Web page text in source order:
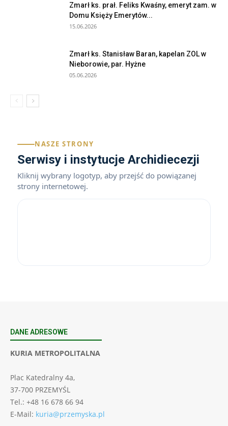
Zmarł ks. prał. Feliks Kwaśny, emeryt zam. w
Domu Księży Emerytów...
15.06.2026
Zmarł ks. Stanisław Baran, kapelan ZOL w
Nieborowie, par. Hyżne
05.06.2026
NASZE STRONY
Serwisy i instytucje Archidiecezji
Kliknij wybrany logotyp, aby przejść do powiązanej
strony internetowej.
DANE ADRESOWE
KURIA METROPOLITALNA
Plac Katedralny 4a,
37-700 PRZEMYŚL
Tel.: +48 16 678 66 94
E-Mail: kuria@przemyska.pl